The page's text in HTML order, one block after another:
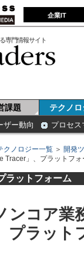
企業IT
専門情報サイト
課題 テクノロ
ザー動向 プロセス
クノロジー一覧 ＞ 開発
Tracer」、プラットフ
ラットフォーム
ンコア業
プラット